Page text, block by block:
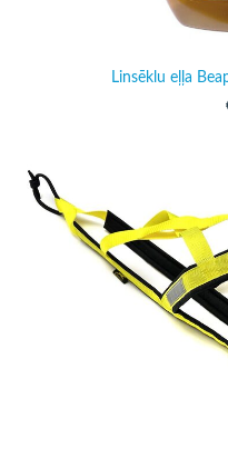
Linsēklu eļļa